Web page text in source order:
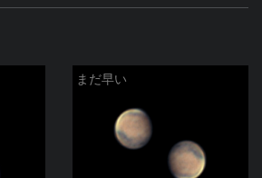
まだ早い